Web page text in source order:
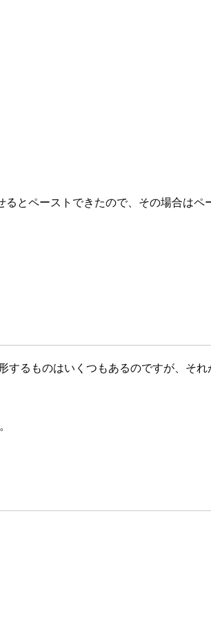
とペーストできたので、その場合はペ
るものはいくつもあるのですが、それ